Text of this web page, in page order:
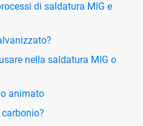
di saldatura MIG e
nella saldatura MIG o
animato